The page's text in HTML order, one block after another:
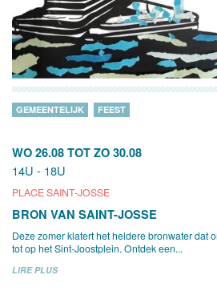
WO 26.08 TOT ZO 30.08
14U - 18U
PLACE SAINT-JOSSE
GEMEENTELIJK FEEST
BRON VAN SAINT-JOSSE
Deze zomer klatert het heldere bronwater dat
tot op het Sint-Joostplein. Ontdek een...
LIRE PLUS